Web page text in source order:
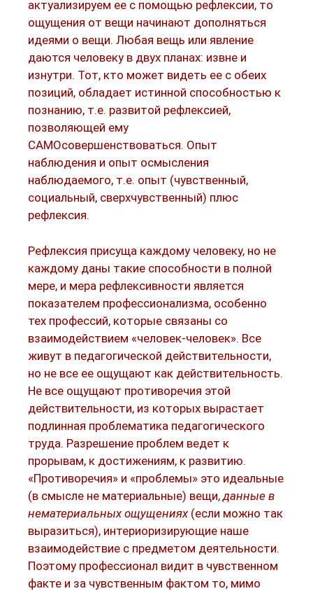
актуализируем ее с помощью рефлексии, то
ощущения от вещи начинают дополняться
идеями о вещи. Любая вещь или явление
даются человеку в двух планах: извне и
изнутри. Тот, кто может видеть ее с обеих
позиций, обладает истинной способностью к
познанию, т.е. развитой рефлексией,
позволяющей ему
САМОсовершенствоваться. Опыт
наблюдения и опыт осмысления
наблюдаемого, т.е. опыт (чувственный,
социальный, сверхчувственный) плюс
рефлексия.
Рефлексия присуща каждому человеку, но не
каждому даны такие способности в полной
мере, и мера рефлексивности является
показателем профессионализма, особенно
тех профессий, которые связаны со
взаимодействием «человек-человек». Все
живут в педагогической действительности,
но не все ее ощущают как действительность.
Не все ощущают противоречия этой
действительности, из которых вырастает
подлинная проблематика педагогического
труда. Разрешение проблем ведет к
прорывам, к достижениям, к развитию.
«Противоречия» и «проблемы» это идеальные
(в смысле не материальные) вещи, данные в
нематериальных ощущениях(если можно так
выразиться), интериоризирующие наше
взаимодействие с предметом деятельности.
Поэтому профессионал видит в чувственном
факте и за чувственным фактом то, мимо